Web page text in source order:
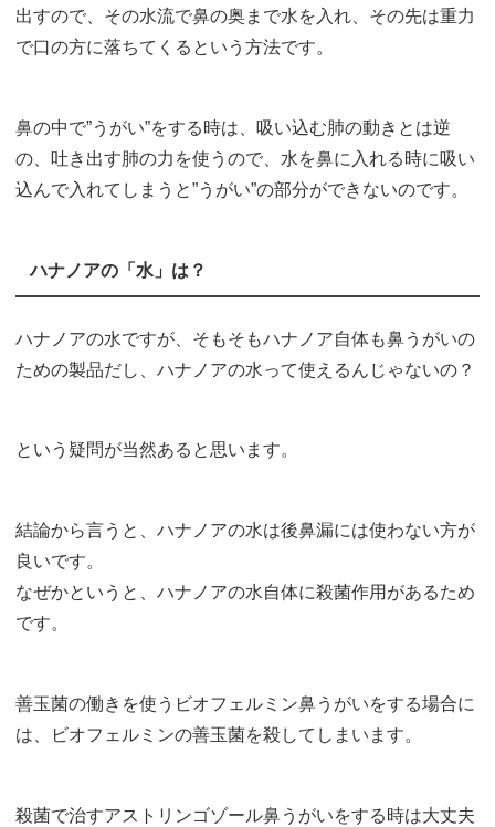
出すので、その水流で鼻の奥まで水を入れ、その先は重力
で口の方に落ちてくるという方法です。
鼻の中で”うがい”をする時は、吸い込む肺の動きとは逆
の、吐き出す肺の力を使うので、水を鼻に入れる時に吸い
込んで入れてしまうと”うがい”の部分ができないのです。
ハナノアの「水」は？
ハナノアの水ですが、そもそもハナノア自体も鼻うがいの
ための製品だし、ハナノアの水って使えるんじゃないの？
という疑問が当然あると思います。
結論から言うと、ハナノアの水は後鼻漏には使わない方が
良いです。
なぜかというと、ハナノアの水自体に殺菌作用があるため
です。
善玉菌の働きを使うビオフェルミン鼻うがいをする場合に
は、ビオフェルミンの善玉菌を殺してしまいます。
殺菌で治すアストリンゴゾール鼻うがいをする時は大丈夫